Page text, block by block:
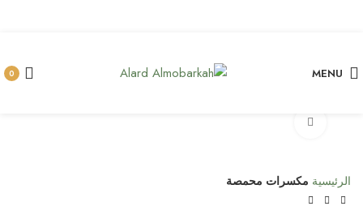
MENU
0
الرئيسية مكسرات محمصة